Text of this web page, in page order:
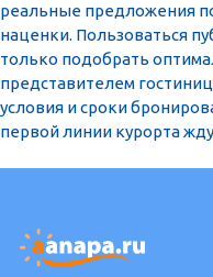
реальные предложения
наценки. Пользоваться
только подобрать
представителем
условия и сроки
первой линии курорта